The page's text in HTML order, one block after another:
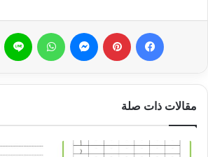
مقالات ذات صلة